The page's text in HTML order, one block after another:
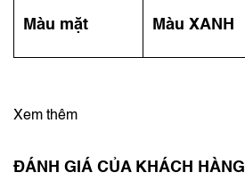
Màu mặt Màu XANH
Xem thêm
ĐÁNH GIÁ CỦA KHÁCH HÀNG